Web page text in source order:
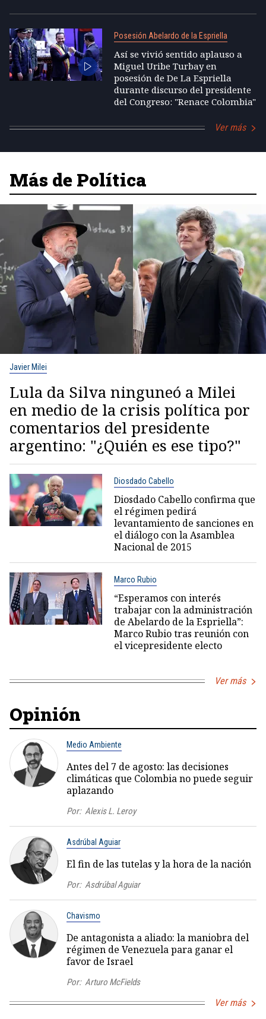
Posesión Abelardo de la Espriella
Así se vivió sentido aplauso a
Miguel Uribe Turbay en
posesión de De La Espriella
durante discurso del presidente
del Congreso: "Renace Colombia"
Ver más
Más de Política
Javier Milei
Lula da Silva ninguneó a Milei
en medio de la crisis política por
comentarios del presidente
argentino: "¿Quién es ese tipo?"
Diosdado Cabello
Diosdado Cabello confirma que
el régimen pedirá
levantamiento de sanciones en
el diálogo con la Asamblea
Nacional de 2015
Marco Rubio
“Esperamos con interés
trabajar con la administración
de Abelardo de la Espriella”:
Marco Rubio tras reunión con
el vicepresidente electo
Ver más
Opinión
Medio Ambiente
Antes del 7 de agosto: las decisiones
climáticas que Colombia no puede seguir
aplazando
Por: Alexis L. Leroy
Asdrúbal Aguiar
El fin de las tutelas y la hora de la nación
Por: Asdrúbal Aguiar
Chavismo
De antagonista a aliado: la maniobra del
régimen de Venezuela para ganar el
favor de Israel
Por: Arturo McFields
Ver más